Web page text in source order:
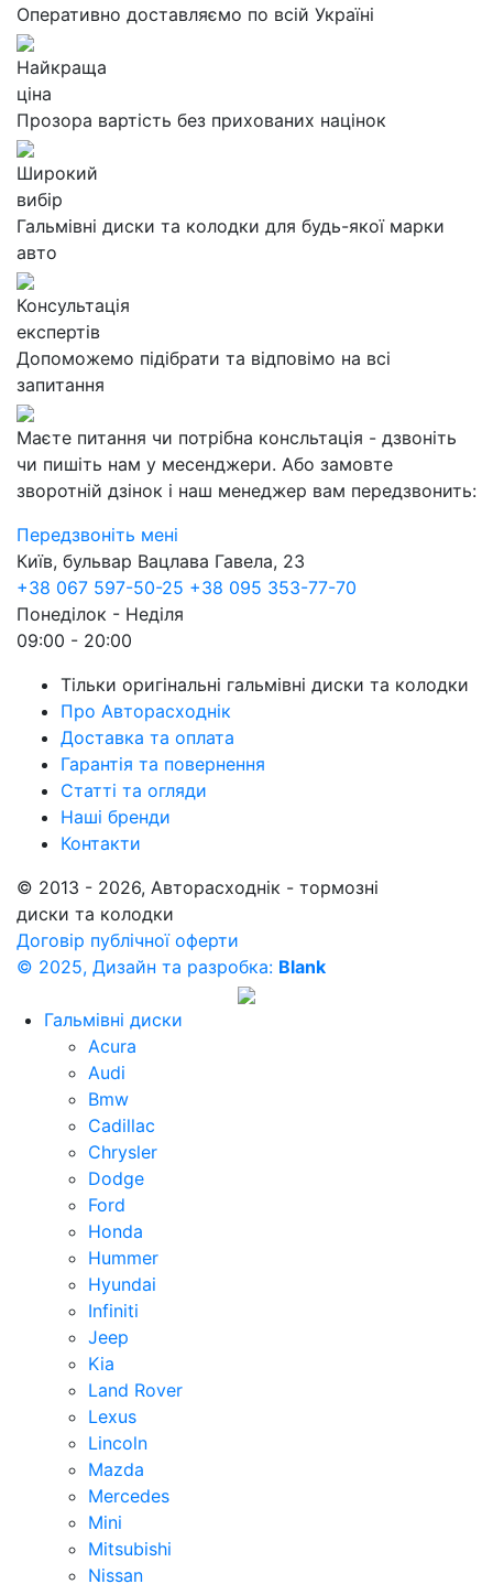
Оперативно доставляємо по всій Україні
Найкраща
ціна
Прозора вартість без прихованих націнок
Широкий
вибір
Гальмівні диски та колодки для будь-якої марки
авто
Консультація
експертів
Допоможемо підібрати та відповімо на всі
запитання
Маєте питання чи потрібна консльтація - дзвоніть
чи пишіть нам у месенджери. Або замовте
зворотній дзінок і наш менеджер вам передзвонить:
Передзвоніть мені
Київ, бульвар Вацлава Гавела, 23
+38 067 597-50-25 +38 095 353-77-70
Понеділок - Неділя
09:00 - 20:00
Тільки оригінальні гальмівні диски та колодки
Про Авторасходнік
Доставка та оплата
Гарантія та повернення
Статті та огляди
Наші бренди
Контакти
© 2013 - 2026, Авторасходнік - тормозні
диски та колодки
Договір публічної оферти
© 2025, Дизайн та разробка: Blank
Гальмівні диски
Acura
Audi
Bmw
Cadillac
Chrysler
Dodge
Ford
Honda
Hummer
Hyundai
Infiniti
Jeep
Kia
Land Rover
Lexus
Lincoln
Mazda
Mercedes
Mini
Mitsubishi
Nissan